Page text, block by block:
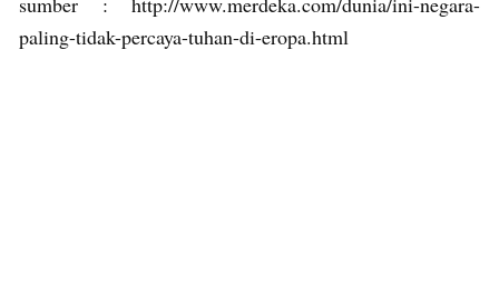
paling-tidak-percaya-tuhan-di-eropa.html